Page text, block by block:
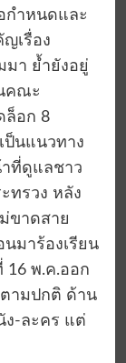
กำหนดและ
เรื่อง
า ย้ำยังอยู่
คณะ
ล็อก 8
ป็นแนวทาง
าที่ดูแลชาว
ทรวง หลัง
ขาดสาย
มาร้องเรียน
16 พ.ค.ออก
ตามปกติ ด้าน
ง-ละคร แต่